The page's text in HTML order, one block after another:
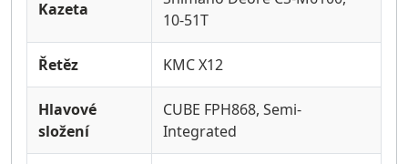
Kazeta
10-51T
Řetěz KMC X12
Hlavové
složení
CUBE FPH868, Semi-
Integrated